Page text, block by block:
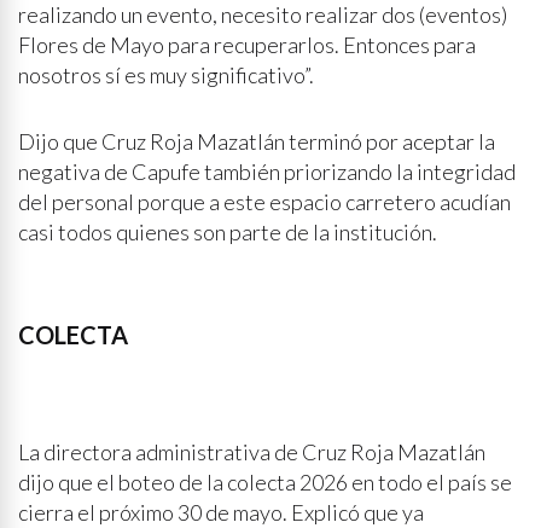
realizando un evento, necesito realizar dos (eventos)
Flores de Mayo para recuperarlos. Entonces para
nosotros sí es muy significativo”.
Dijo que Cruz Roja Mazatlán terminó por aceptar la
negativa de Capufe también priorizando la integridad
del personal porque a este espacio carretero acudían
casi todos quienes son parte de la institución.
COLECTA
La directora administrativa de Cruz Roja Mazatlán
dijo que el boteo de la colecta 2026 en todo el país se
cierra el próximo 30 de mayo. Explicó que ya